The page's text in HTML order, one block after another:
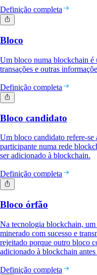
Definição completa
Bloco
Um bloco numa blockchain é
transações e outras
Definição completa
Bloco candidato
Um bloco candidato refere-
participante numa rede
ser adicionado à blockchain.
Definição completa
Bloco órfão
Na tecnologia blockchain,
minerado com sucesso e
rejeitado porque outro bloco
adicionado à blockchain
Definição completa